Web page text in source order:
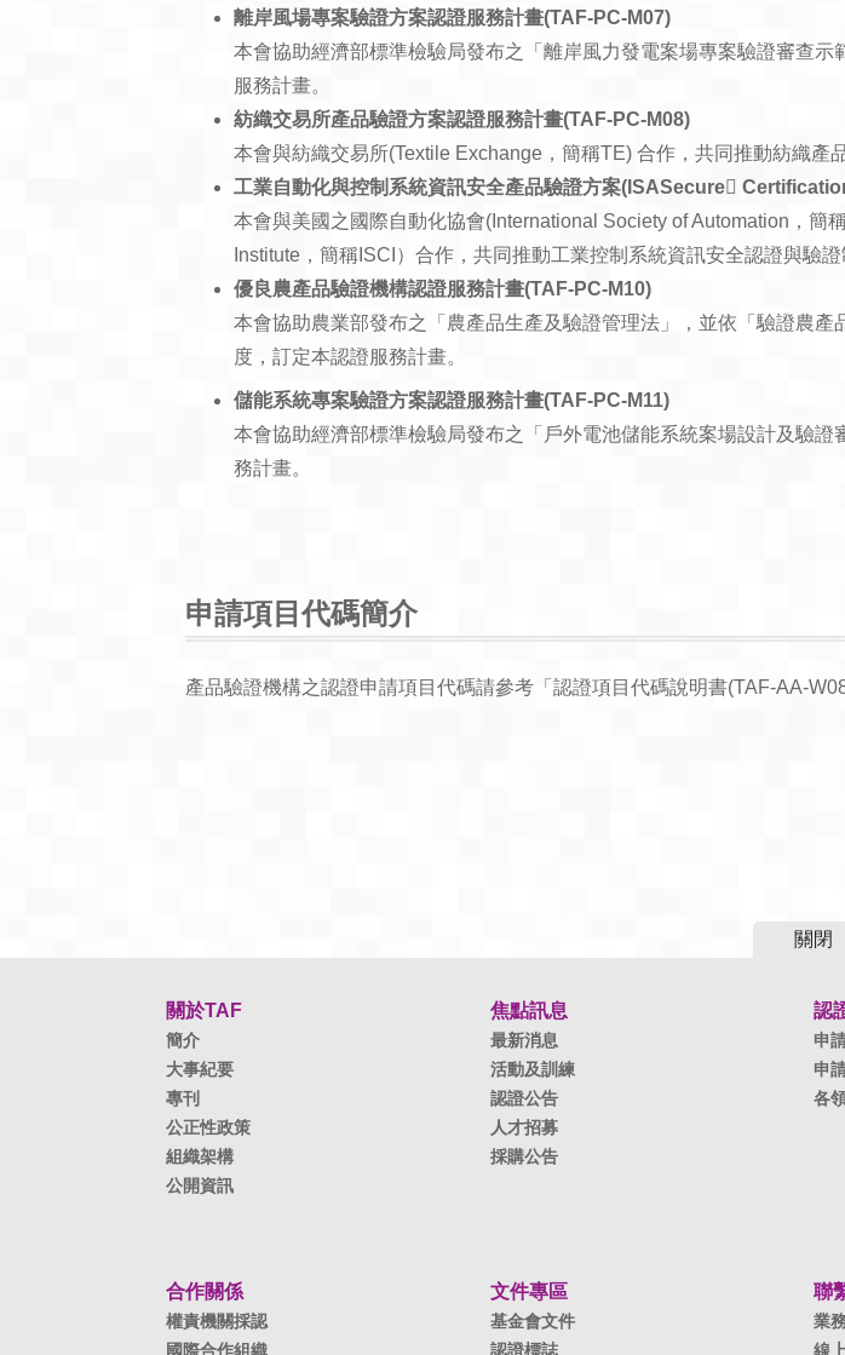
離岸風場專案驗證方案認證服務計畫(TAF-PC-M07)
本會協助經濟部標準檢驗局發布之「離岸風力發電案場專案驗證審查
服務計畫。
紡織交易所產品驗證方案認證服務計畫(TAF-PC-M08)
本會與紡織交易所(Textile Exchange，簡稱TE) 合作，共同推動紡織產
工業自動化與控制系統資訊安全產品驗證方案(ISASecure
本會與美國之國際自動化協會(International Society of Automation，
Institute，簡稱ISCI）合作，共同推動工業控制系統資訊安全認證與驗
優良農產品驗證機構認證服務計畫(TAF-PC-M10)
本會協助農業部發布之「農產品生產及驗證管理法」，並依「驗證農
度，訂定本認證服務計畫。
儲能系統專案驗證方案認證服務計畫(TAF-PC-M11)
本會協助經濟部標準檢驗局發布之「戶外電池儲能系統案場設計及驗
務計畫。
申請項目代碼簡介
產品驗證機構之認證申請項目代碼請參考「認證項目代碼說明書(TAF-AA-
關閉
關於TAF
簡介
大事紀要
專刊
公正性政策
組織架構
公開資訊
焦點訊息
最新消息
活動及訓練
認證公告
人才招募
採購公告
認
申
申
各
合作關係
權責機關採認
國際合作組織
文件專區
基金會文件
認證標誌
聯
業
線